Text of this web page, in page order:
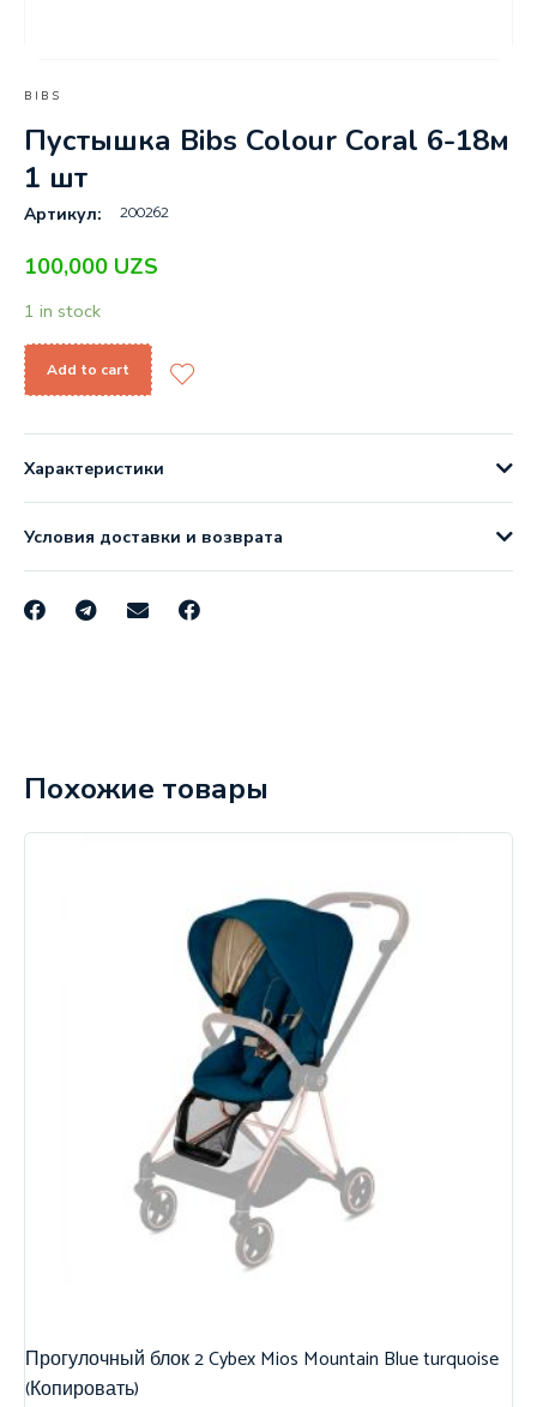
BIBS
Пустышка Bibs Colour Coral 6-18м
1 шт
Артикул: 200262
100,000 UZS
1 in stock
Add to cart
Характеристики
Условия доставки и возврата
Похожие товары
Прогулочный блок 2 Cybex Mios Mountain Blue turquoise
(Копировать)